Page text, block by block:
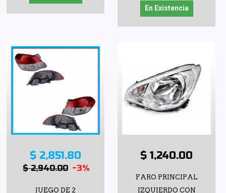
En Existencia
$ 2,851.80
$ 2,940.00 -3%
JUEGO DE 2
$ 1,240.00
FARO PRINCIPAL
IZQUIERDO CON